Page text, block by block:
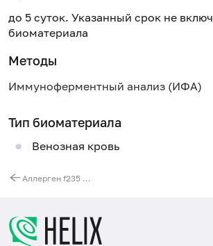
до 5 суток. Указанный срок не
биоматериала
Методы
Иммуноферментный анализ (ИФА)
Тип биоматериала
Венозная кровь
Аллерген f235 - чечевица, IgE